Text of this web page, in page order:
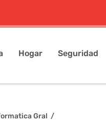
Hogar Seguridad
Gral /